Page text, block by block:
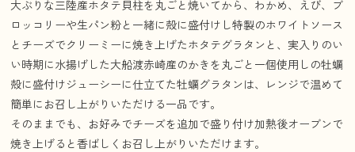
大ぶりな三陸産ホタテ貝柱を丸ごと焼いてから、わかめ、えび、ブ
ロッコリーや生パン粉と一緒に殻に盛付けし特製のホワイトソース
とチーズでクリーミーに焼き上げたホタテグラタンと、実入りのい
い時期に水揚げした大船渡赤崎産のかきを丸ごと一個使用しの牡蠣
殻に盛付けジューシーに仕立てた牡蠣グラタンは、レンジで温めて
簡単にお召し上がりいただける一品です。
そのままでも、お好みでチーズを追加で盛り付け加熱後オーブンで
焼き上げると香ばしくお召し上がりいただけます。